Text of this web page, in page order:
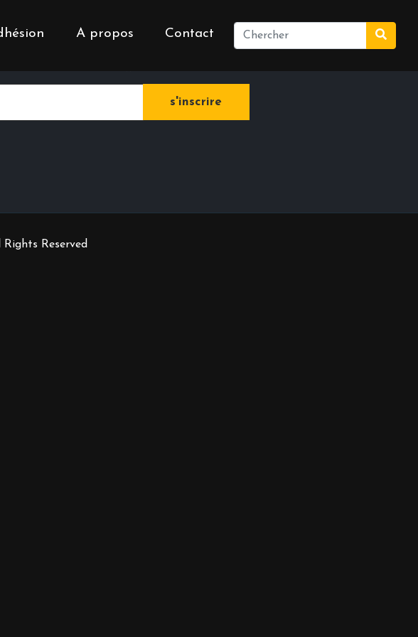
A propos Contact
vous à notre newsletter
Reserved